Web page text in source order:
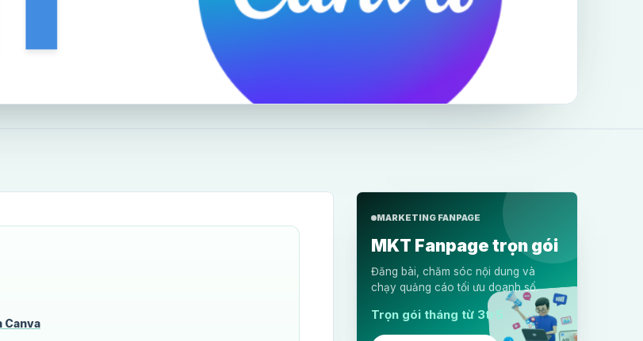
Canva
MARKETING FANPAGE
MKT Fanpage trọn gói
Đăng bài, chăm sóc nội dung và
chạy quảng cáo tối ưu doanh số.
Trọn gói tháng từ 3tr5